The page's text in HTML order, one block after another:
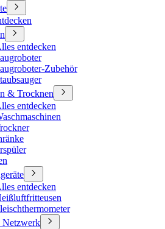
entdecken
Zubehör
& Trocknen
entdecken
entdecken